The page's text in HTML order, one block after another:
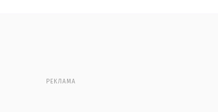
РЕКЛАМА